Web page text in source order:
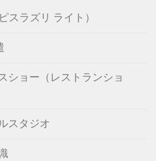
スラズリ ライト）
ショー（レストランショ
スタジオ